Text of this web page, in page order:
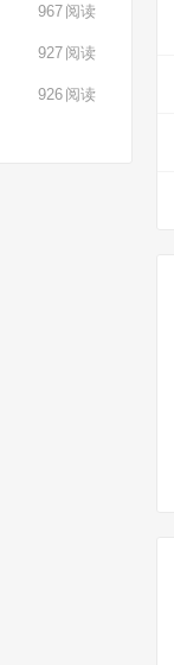
967 阅读
927 阅读
926 阅读